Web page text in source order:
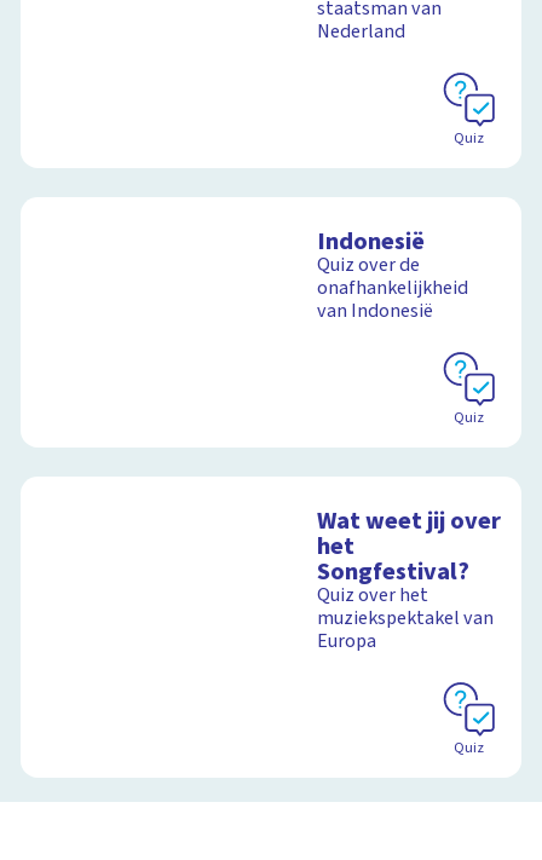
staatsman van
Nederland
Quiz
Indonesië
Quiz over de
onafhankelijkheid
van Indonesië
Quiz
Wat weet jij over
het
Songfestival?
Quiz over het
muziekspektakel van
Europa
Quiz